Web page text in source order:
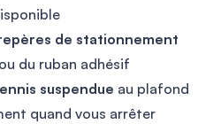
de stationnement
du ruban adhésif
suspendue au plafond
quand vous arrêter